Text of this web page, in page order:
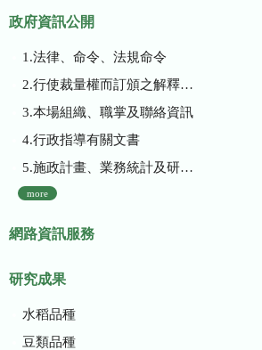
政府資訊公開
1.法律、命令、法規命令
2.行使裁量權而訂頒之解釋性規定及裁量基準
3.本場組織、職掌及聯絡資訊
4.行政指導有關文書
5.施政計畫、業務統計及研究報告
more
網路資訊服務
研究成果
水稻品種
豆類品種